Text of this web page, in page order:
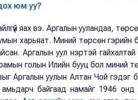
юм уу?
яах вэ. Аргалын ууландаа,
харьяат. Миний төрсөн гэрийн
Аргалын уул нэртэй
голын Илийн бууц бол миний
Аргалын уулын Алтан Чой
байгаад намайг 1946 онд